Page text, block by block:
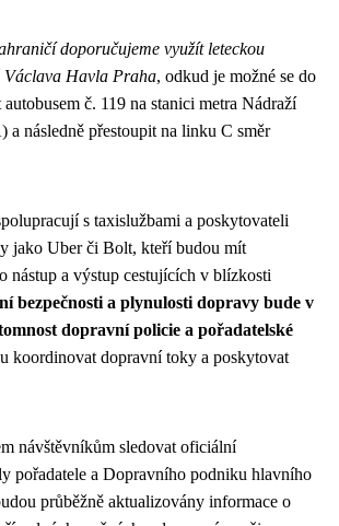
doporučujeme využít leteckou
Václava Havla Praha, odkud je možné se do
autobusem č. 119 na stanici metra Nádraží
a následně přestoupit na linku C směr
s taxislužbami a poskytovateli
jako Uber či Bolt, kteří budou mít
nástup a výstup cestujících v blízkosti
bezpečnosti a plynulosti dopravy bude v
dopravní policie a pořadatelské
koordinovat dopravní toky a poskytovat
návštěvníkům sledovat oficiální
pořadatele a Dopravního podniku hlavního
průběžně aktualizovány informace o